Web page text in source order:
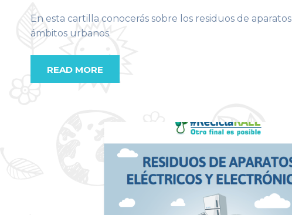
En esta cartilla conocerás sobre los residuos de
ámbitos urbanos.
READ MORE